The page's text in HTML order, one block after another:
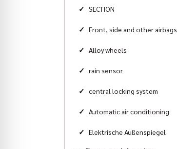
Geländewagen
✓ SECTION
✓ Front, side and other airbags
✓ Alloy wheels
✓ rain sensor
✓ central locking system
✓ Automatic air conditioning
✓ Elektrische Außenspiegel